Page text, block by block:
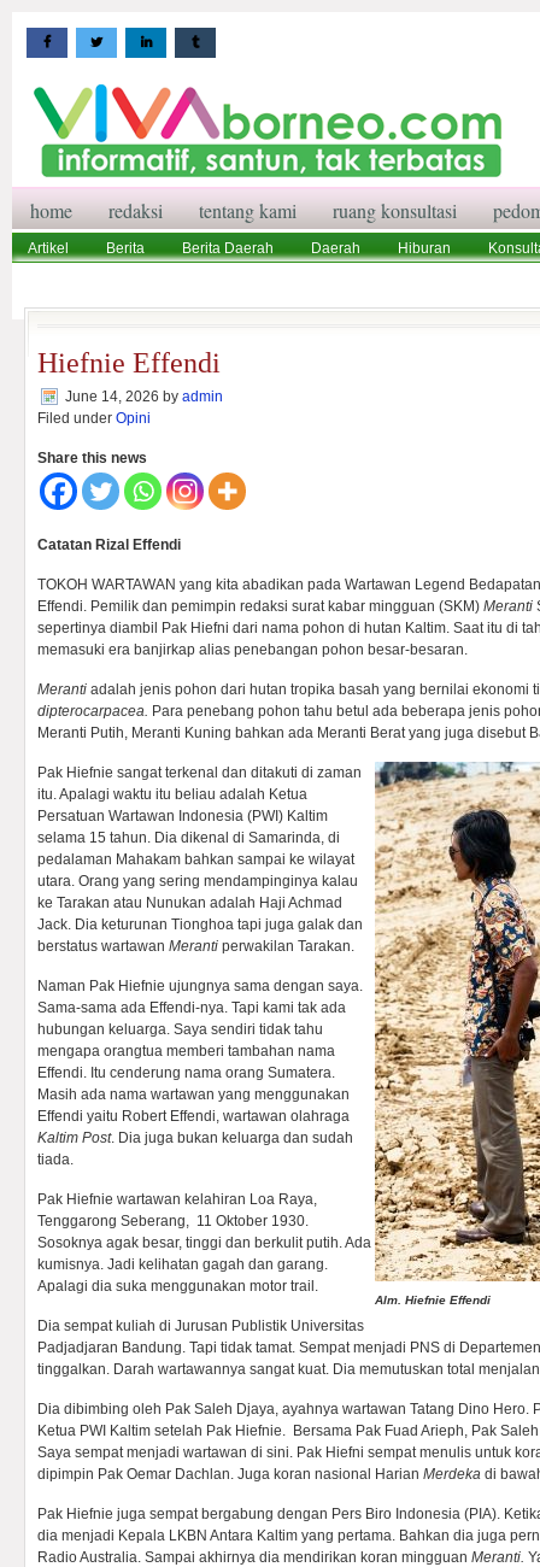
home redaksi tentang kami ruang konsultasi
Artikel Berita Berita Daerah Daerah Hiburan
Hiefnie Effendi
June 14, 2026 by admin
Filed under Opini
Share this news
Catatan Rizal Effendi
TOKOH WARTAWAN yang kita abadikan pada Wartawan Legend
Effendi. Pemilik dan pemimpin redaksi surat kabar mingguan (SKM) Meranti
sepertinya diambil Pak Hiefni dari nama pohon di hutan Kaltim. Saat itu di
memasuki era banjirkap alias penebangan pohon besar-besaran.
Meranti adalah jenis pohon dari hutan tropika basah yang bernilai ekonomi
dipterocarpacea. Para penebang pohon tahu betul ada beberapa jenis
Meranti Putih, Meranti Kuning bahkan ada Meranti Berat yang juga disebut
Alm. Hiefnie Effendi
Pak Hiefnie sangat terkenal dan ditakuti di zaman
itu. Apalagi waktu itu beliau adalah Ketua
Persatuan Wartawan Indonesia (PWI) Kaltim
selama 15 tahun. Dia dikenal di Samarinda, di
pedalaman Mahakam bahkan sampai ke wilayat
utara. Orang yang sering mendampinginya kalau
ke Tarakan atau Nunukan adalah Haji Achmad
Jack. Dia keturunan Tionghoa tapi juga galak dan
berstatus wartawan Meranti perwakilan Tarakan.
Naman Pak Hiefnie ujungnya sama dengan saya.
Sama-sama ada Effendi-nya. Tapi kami tak ada
hubungan keluarga. Saya sendiri tidak tahu
mengapa orangtua memberi tambahan nama
Effendi. Itu cenderung nama orang Sumatera.
Masih ada nama wartawan yang menggunakan
Effendi yaitu Robert Effendi, wartawan olahraga
Kaltim Post. Dia juga bukan keluarga dan sudah
tiada.
Pak Hiefnie wartawan kelahiran Loa Raya,
Tenggarong Seberang, 11 Oktober 1930.
Sosoknya agak besar, tinggi dan berkulit putih. Ada
kumisnya. Jadi kelihatan gagah dan garang.
Apalagi dia suka menggunakan motor trail.
Dia sempat kuliah di Jurusan Publistik Universitas
Padjadjaran Bandung. Tapi tidak tamat. Sempat menjadi PNS di
tinggalkan. Darah wartawannya sangat kuat. Dia memutuskan total
Dia dibimbing oleh Pak Saleh Djaya, ayahnya wartawan Tatang Dino Hero.
Ketua PWI Kaltim setelah Pak Hiefnie. Bersama Pak Fuad Arieph, Pak
Saya sempat menjadi wartawan di sini. Pak Hiefni sempat menulis untuk
dipimpin Pak Oemar Dachlan. Juga koran nasional Harian Merdeka di
Pak Hiefnie juga sempat bergabung dengan Pers Biro Indonesia (PIA).
dia menjadi Kepala LKBN Antara Kaltim yang pertama. Bahkan dia juga
Radio Australia. Sampai akhirnya dia mendirikan koran mingguan Meranti.